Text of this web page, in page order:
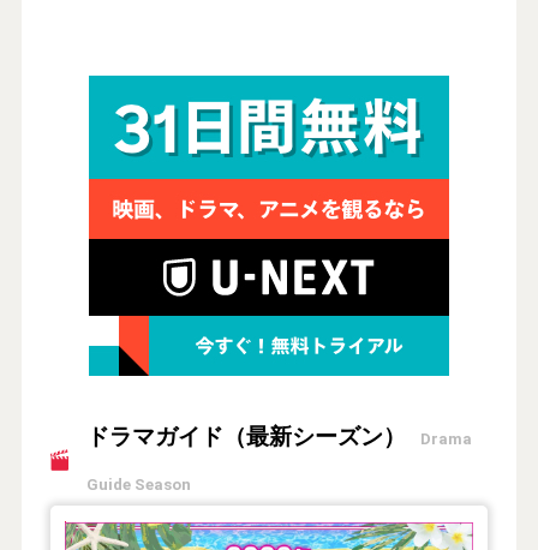
ドラマガイド（最新シーズン） Drama
Guide Season
【2026年夏】TVドラマガイド